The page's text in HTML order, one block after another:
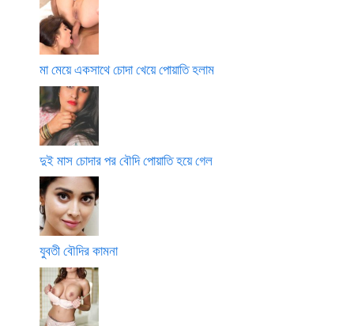
মা মেয়ে একসাথে চোদা খেয়ে পোয়াতি হলাম
দুই মাস চোদার পর বৌদি পোয়াতি হয়ে গেল
যুবতী বৌদির কামনা